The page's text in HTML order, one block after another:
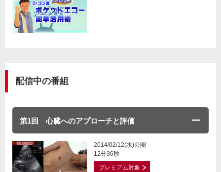
配信中の番組
第1回 心臓へのアプローチと評価
2014/02/12(水)公開
12分36秒
プレミアム対象